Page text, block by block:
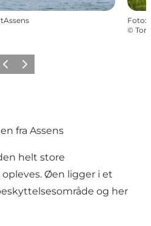
Foto:
©
ForrigeNæste
fra Assens
helt store
Øen ligger i et
og her